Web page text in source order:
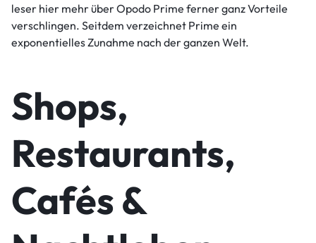
leser hier mehr über Opodo Prime ferner ganz Vorteile
verschlingen. Seitdem verzeichnet Prime ein
exponentielles Zunahme nach der ganzen Welt.
Shops,
Restaurants,
Cafés &